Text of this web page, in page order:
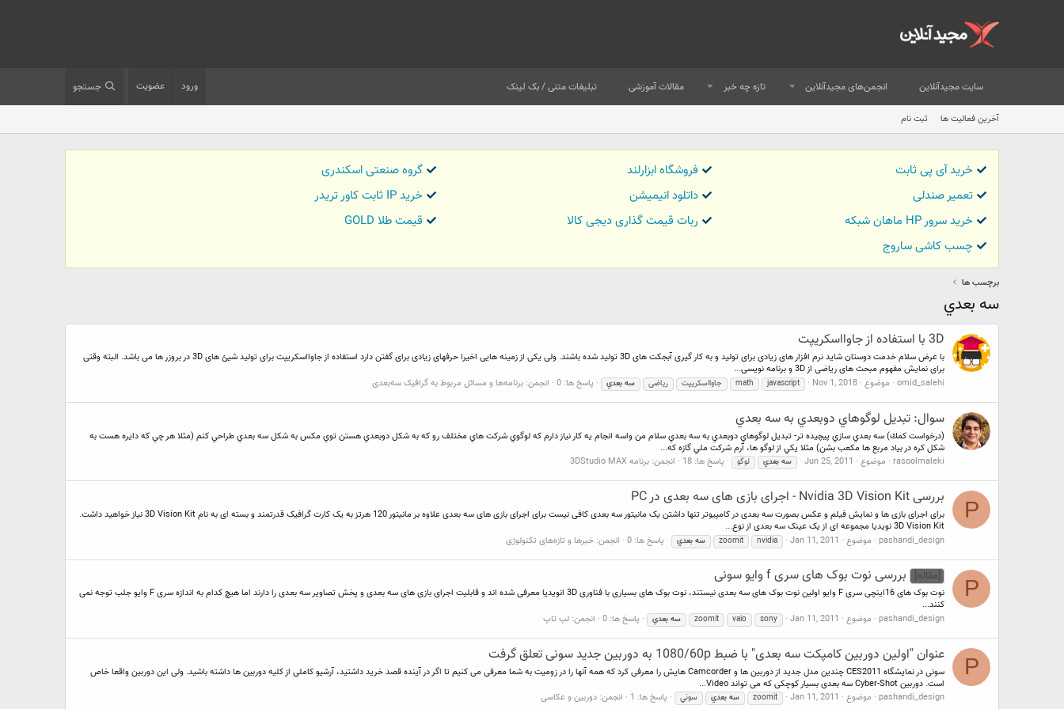
سایت مجیدآنلاین انجمن‌های مجیدآنلاین تازه چه خبر مقالات آموزشی تبلیغات متنی / بک لینک ورود عضویت جستجو
آخرین فعالیت ها ثبت نام
خرید آی پی ثابت فروشگاه ابزارلند
گروه صنعتی اسکندری
تعمیر صندلی
داتلود انیمیشن
خرید IP ثابت کاور تریدر
خرید سرور HP ماهان شبکه
ربات قیمت گذاری دیجی کالا
قیمت طلا GOLD
چسب کاشی ساروج
برچسب ها
سه بعدي
3D با استفاده از جاوااسکریپت
با عرض سلام خدمت دوستان شاید نرم افزار های زیادی برای تولید و به کار گیری آبجکت های 3D تولید شده باشند. ولی یکی از زمینه هایی اخیرا حرفهای زیادی برای گفتن دارد استفاده از جاوااسکریپت برای تولید شیئ های 3D در بروزر ها می باشد. البته وقتی
برای نمایش مفهوم مبحث های ریاضی از 3D و برنامه نویسی...
omid_salehi موضوع Nov 1, 2018
javascript
math جاوااسکریپت ریاضی سه بعدي پاسخ ها: 0 انجمن: برنامه‌ها و مسائل مربوط به گرافیک سه‌بعدی
سوال: تبديل لوگوهاي دوبعدي به سه بعدي
(درخواست كمك) سه بعدي سازي پيچيده تر- تبديل لوگوهاي دوبعدي به سه بعدي سلام من واسه انجام يه كار نياز دارم كه لوگوي شركت هاي مختلف رو كه به شكل دوبعدي هستن توي مكس به شكل سه بعدي طراحي كنم (مثلا هر چي كه دايره هست به
شكل كره در بياد مربع ها مكعب بشن) مثلا يكي از لوگو ها، آرم شركت ملي گازه كه...
rasoolmaleki موضوع Jun 25, 2011 سه بعدي لوگو پاسخ ها: 18 انجمن: برنامه 3DStudio MAX
P بررسی Nvidia 3D Vision Kit - اجرای بازی های سه بعدی در PC
برای اجرای بازی ها و نمایش فیلم و عکس بصورت سه بعدی در کامپیوتر تنها داشتن یک مانیتور سه بعدی کافی نیست برای اجرای بازی های سه بعدی علاوه بر مانیتور 120 هرتز به یک کارت گرافیک قدرتمند و بسته ای به نام 3D Vision Kit نیاز خواهید داشت.
3D Vision Kit نویدیا مجموعه ای از یک عینک سه بعدی از نوع...
pashandi_design موضوع Jan 11, 2011
nvidia
zoomit سه بعدي پاسخ ها: 0 انجمن: خبرها و تازه‌های تکنولوژی
P [مقاله] بررسی نوت بوک های سری f وایو سونی
نوت بوک های 16اینچی سری F وایو اولین نوت بوک های سه بعدی نیستند، نوت بوک های بسیاری با فناوری 3D انویدیا معرفی شده اند و قابلیت اجرای بازی های سه بعدی و پخش تصاویر سه بعدی را دارند اما هیچ کدام به اندازه سری F وایو جلب توجه نمی
کنند...
pashandi_design موضوع Jan 11, 2011
sony
vaio
zoomit سه بعدي پاسخ ها: 0 انجمن: لپ تاپ
P عنوان "اولین دوربین کامپکت سه بعدی" با ضبط 1080/60p به دوربین جدید سونی تعلق گرفت
سونی در نمایشگاه CES2011 چندین مدل جدید از دوربین ها و Camcorder هایش را معرفی کرد که همه آنها را در زومیت به شما معرفی می کنیم تا اگر در آینده قصد خرید داشتید، آرشیو کاملی از کلیه دوربین ها داشته باشید. ولی این دوربین واقعا خاص
است. دوربین Cyber-Shot سه بعدی بسیار کوچکی که می تواند Video...
pashandi_design موضوع Jan 11, 2011
zoomit سه بعدي سوني پاسخ ها: 1 انجمن: دوربین و عکاسی